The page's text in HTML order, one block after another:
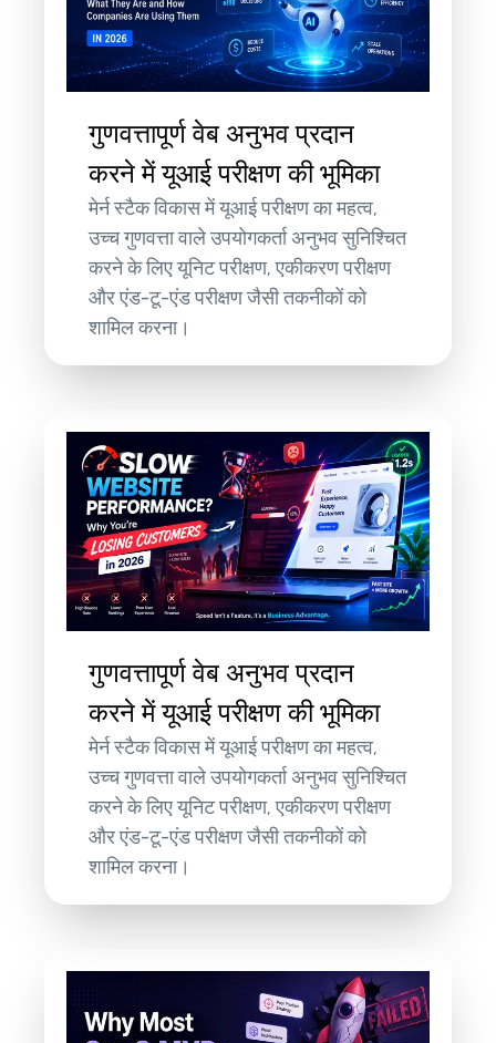
गुणवत्तापूर्ण वेब अनुभव प्रदान
करने में यूआई परीक्षण की भूमिका
मेर्न स्टैक विकास में यूआई परीक्षण का महत्व,
उच्च गुणवत्ता वाले उपयोगकर्ता अनुभव सुनिश्चित
करने के लिए यूनिट परीक्षण, एकीकरण परीक्षण
और एंड-टू-एंड परीक्षण जैसी तकनीकों को
शामिल करना।
गुणवत्तापूर्ण वेब अनुभव प्रदान
करने में यूआई परीक्षण की भूमिका
मेर्न स्टैक विकास में यूआई परीक्षण का महत्व,
उच्च गुणवत्ता वाले उपयोगकर्ता अनुभव सुनिश्चित
करने के लिए यूनिट परीक्षण, एकीकरण परीक्षण
और एंड-टू-एंड परीक्षण जैसी तकनीकों को
शामिल करना।